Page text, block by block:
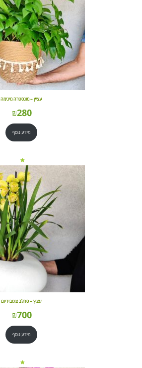
עציץ – מונסטרה מינימה
₪280
מידע נוסף
עציץ – סחלב צימבידיום
₪700
מידע נוסף